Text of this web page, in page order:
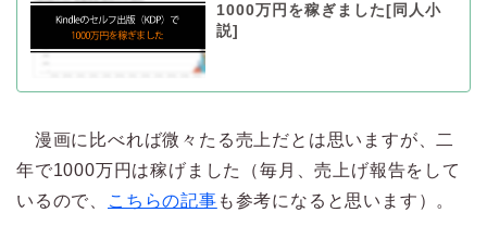
1000万円を稼ぎました[同人小
説]
漫画に比べれば微々たる売上だとは思いますが、二
年で1000万円は稼げました（毎月、売上げ報告をして
いるので、
こちらの記事 も参考になると思います）。